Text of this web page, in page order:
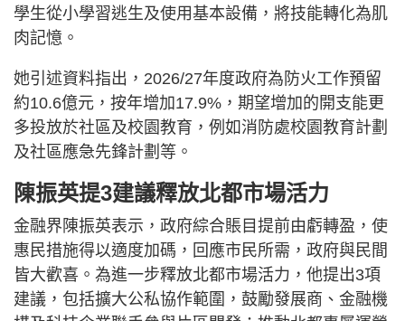
學生從小學習逃生及使用基本設備，將技能轉化為肌
肉記憶。
她引述資料指出，2026/27年度政府為防火工作預留
約10.6億元，按年增加17.9%，期望增加的開支能更
多投放於社區及校園教育，例如消防處校園教育計劃
及社區應急先鋒計劃等。
陳振英提3建議釋放北都市場活力
金融界陳振英表示，政府綜合賬目提前由虧轉盈，使
惠民措施得以適度加碼，回應市民所需，政府與民間
皆大歡喜。為進一步釋放北都市場活力，他提出3項
建議，包括擴大公私協作範圍，鼓勵發展商、金融機